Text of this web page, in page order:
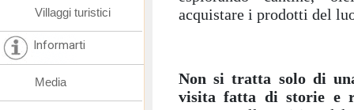
acquistare i prodotti del
Non si tratta solo di
visita fatta di storie e
Villaggi turistici
Informarti
Media